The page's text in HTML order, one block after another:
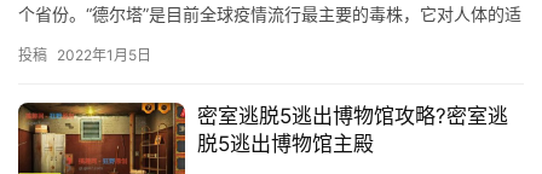
个省份。“德尔塔”是目前全球疫情流行最主要的毒株，它对人体的适
展成为重症。我市是旅游城市，经济社会交往和人员流动频繁，疫
投稿 2022年1月5日
密室逃脱5逃出博物馆攻略?密室逃
脱5逃出博物馆主殿